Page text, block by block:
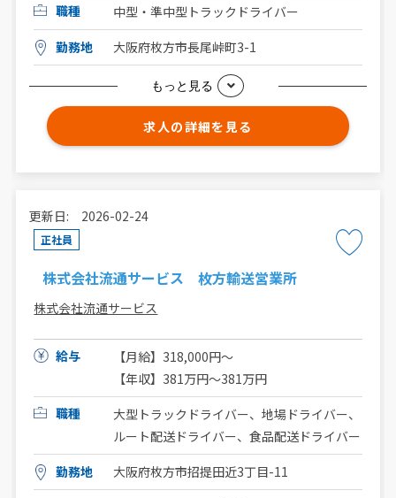
職種
中型・準中型トラックドライバー
勤務地
大阪府枚方市長尾峠町3-1
もっと見る
求人の詳細を見る
更新日: 2026-02-24
正社員
株式会社流通サービス 枚方輸送営業所
株式会社流通サービス
給与
【月給】318,000円〜
【年収】381万円〜381万円
職種
大型トラックドライバー、地場ドライバー、
ルート配送ドライバー、食品配送ドライバー
勤務地
大阪府枚方市招提田近3丁目-11